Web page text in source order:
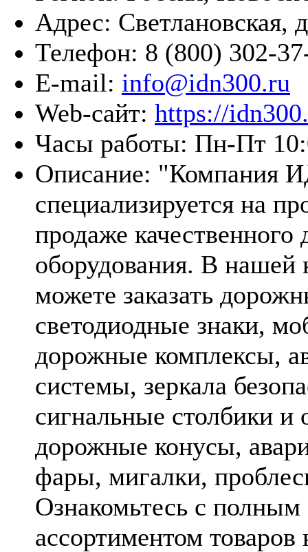
Адрес: Светлановская,
Телефон: 8 (800) 302-
E-mail: info@idn300.ru
Web-сайт: https://
Часы работы: Пн-Пт
Описание: "Компания
специализируется на
продаже качественного
оборудования. В нашей
можете заказать
светодиодные знаки,
дорожные комплексы,
системы, зеркала
сигнальные столбики и
дорожные конусы,
фары, мигалки,
Ознакомьтесь с полным
ассортиментом товаров